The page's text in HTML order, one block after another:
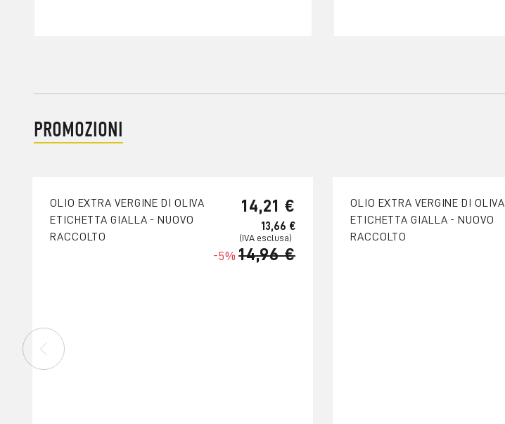
PROMOZIONI
OLIO EXTRA VERGINE DI OLIVA
ETICHETTA GIALLA - NUOVO
RACCOLTO
-5% 14,96 €
14,21 €
13,66 €
OLIO EXTRA VERGINE DI OLIVA
ETICHETTA GIALLA - NUOVO
RACCOLTO